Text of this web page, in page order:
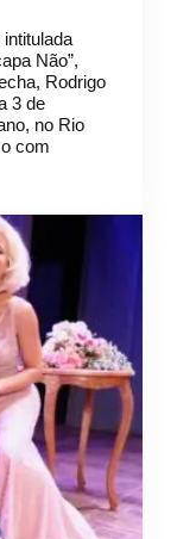
Não”,
Rodrigo
3 de
no Rio
com